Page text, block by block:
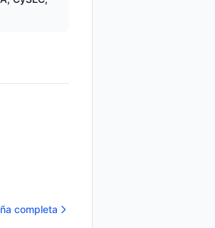
completa